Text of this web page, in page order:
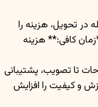
در تحویل، هزینه را
کافی:** هزینه
تا تصویب، پشتیبانی
و کیفیت را افزایش